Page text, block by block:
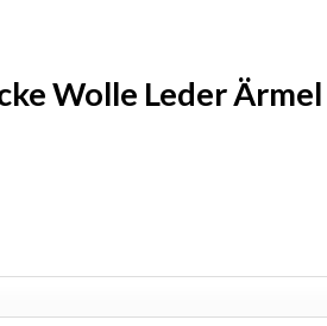
Wolle Leder Ärmel